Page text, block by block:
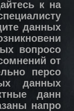
к на
данных
вопросо
от
персо
данных
данн
напро